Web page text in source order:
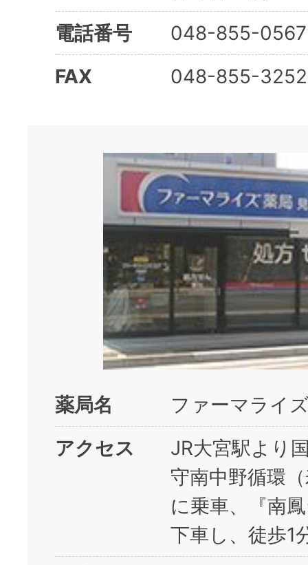
電話番号
048-855-0567
FAX
048-855-3252
薬局名
ファーマライ
アクセス
JR大宮駅より
守南中野循環
に乗車、『南
下車し、徒歩1